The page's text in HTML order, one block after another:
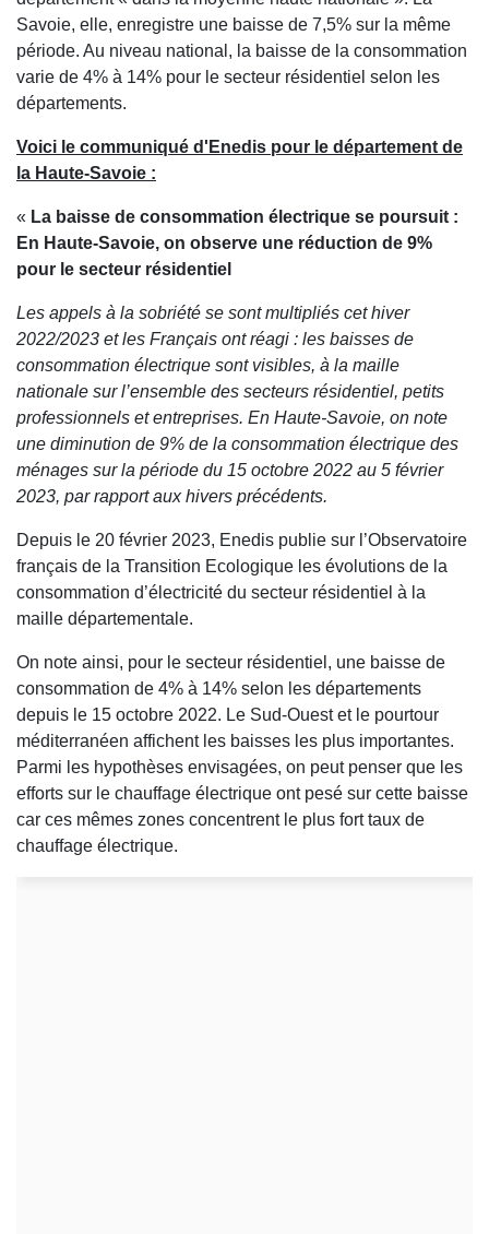
Savoie, elle, enregistre une baisse de 7,5% sur la même
période. Au niveau national, la baisse de la consommation
varie de 4% à 14% pour le secteur résidentiel selon les
départements.
Voici le communiqué d'Enedis pour le département de
la Haute-Savoie :
« La baisse de consommation électrique se poursuit :
En Haute-Savoie, on observe une réduction de 9%
pour le secteur résidentiel
Les appels à la sobriété se sont multipliés cet hiver
2022/2023 et les Français ont réagi : les baisses de
consommation électrique sont visibles, à la maille
nationale sur l’ensemble des secteurs résidentiel, petits
professionnels et entreprises. En Haute-Savoie, on note
une diminution de 9% de la consommation électrique des
ménages sur la période du 15 octobre 2022 au 5 février
2023, par rapport aux hivers précédents.
Depuis le 20 février 2023, Enedis publie sur l’Observatoire
français de la Transition Ecologique les évolutions de la
consommation d’électricité du secteur résidentiel à la
maille départementale.
On note ainsi, pour le secteur résidentiel, une baisse de
consommation de 4% à 14% selon les départements
depuis le 15 octobre 2022. Le Sud-Ouest et le pourtour
méditerranéen affichent les baisses les plus importantes.
Parmi les hypothèses envisagées, on peut penser que les
efforts sur le chauffage électrique ont pesé sur cette baisse
car ces mêmes zones concentrent le plus fort taux de
chauffage électrique.